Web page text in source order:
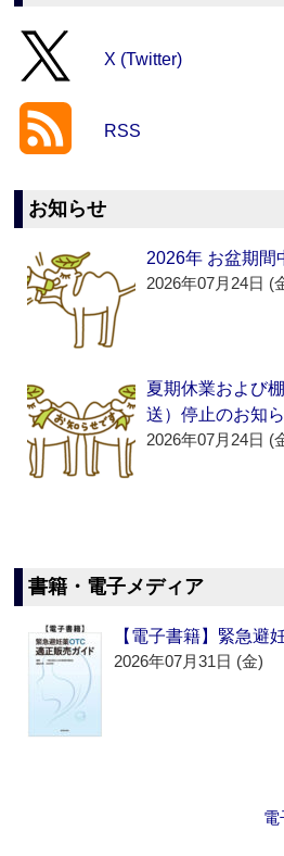
X (Twitter)
RSS
お知らせ
2026年 お盆期間
2026年07月24日 (
夏期休業および
送）停止のお知
2026年07月24日 (
書籍・電子メディア
【電子書籍】緊急避
2026年07月31日 (金)
電